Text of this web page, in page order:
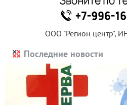
ООО "Регион центр",
Последние новости